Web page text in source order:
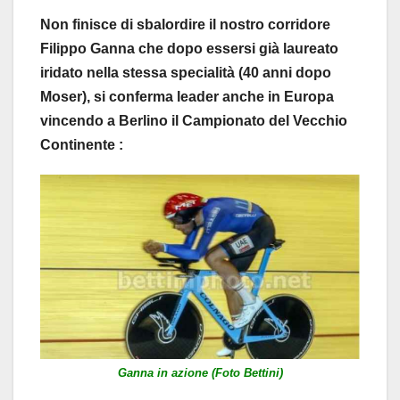
Non finisce di sbalordire il nostro corridore
Filippo Ganna che dopo essersi già laureato
iridato nella stessa specialità (40 anni dopo
Moser), si conferma leader anche in Europa
vincendo a Berlino il Campionato del Vecchio
Continente :
Ganna in azione (Foto Bettini)